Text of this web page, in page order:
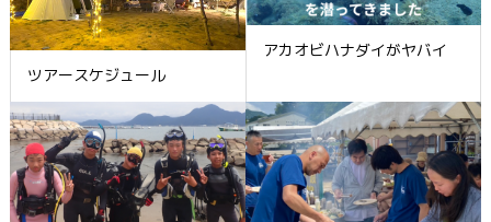
ツアースケジュール
アカオビハナダイがヤバイ